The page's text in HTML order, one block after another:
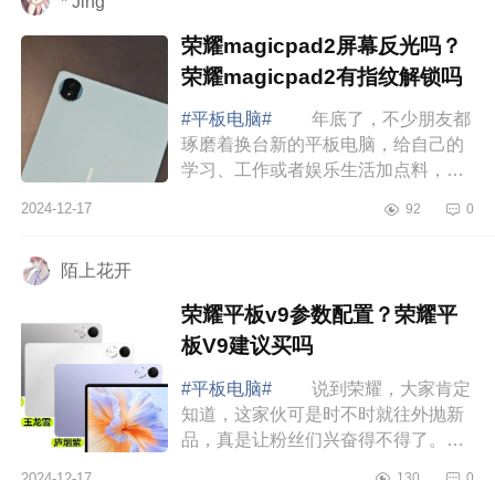
荣耀magicpad2屏幕反光吗？
荣耀magicpad2有指纹解锁吗
#平板电脑#
年底了，不少朋友都
琢磨着换台新的平板电脑，给自己的
学习、工作或者娱乐生活加点料，下
屏幕反光吗？荣耀magicpad2有指纹
2024-12-17 92 0
陌上花开
荣耀平板v9参数配置？荣耀平
板V9建议买吗
#平板电脑#
说到荣耀，大家肯定
知道，这家伙可是时不时就往外抛新
品，真是让粉丝们兴奋得不得了。下